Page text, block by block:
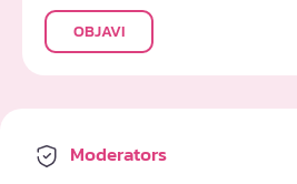
OBJAVI
Moderators